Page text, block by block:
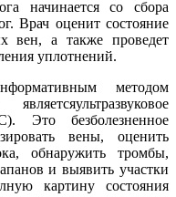
начинается со сбора
Врач оценит состояние
вен, а также проведет
уплотнений.
методом
Это безболезненное
вены, оценить
обнаружить тромбы,
и выявить участки
картину состояния